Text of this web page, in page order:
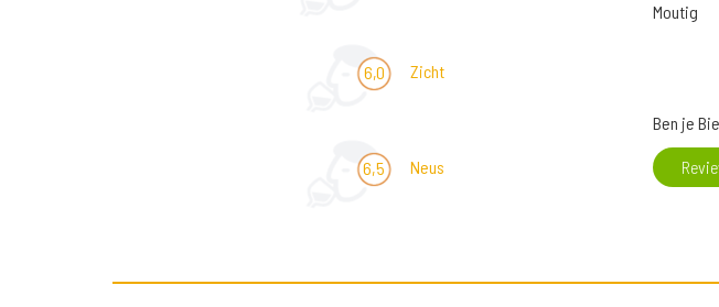
6,0 Zicht
6,5 Neus
Moutig
Ben je